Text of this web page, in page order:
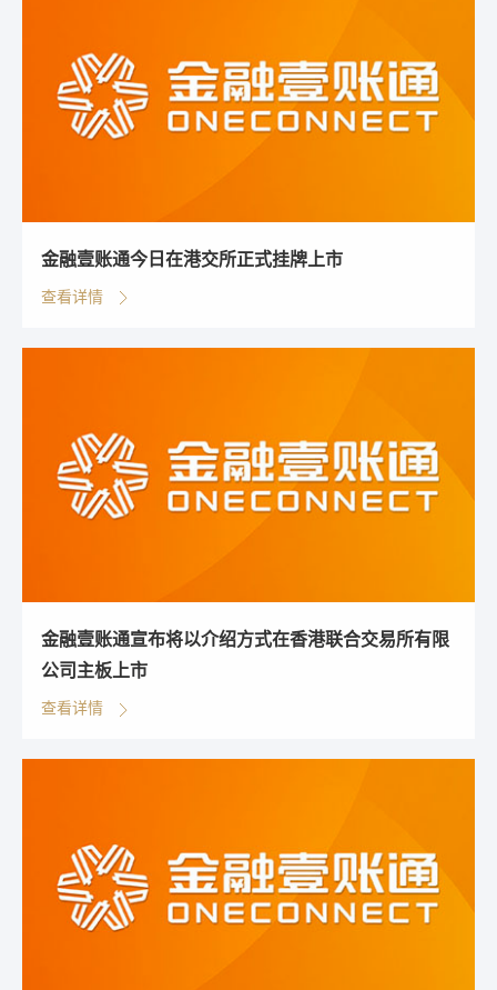
金融壹账通今日在港交所正式挂牌上市
查看详情
金融壹账通宣布将以介绍方式在香港联合交易所有限
公司主板上市
查看详情